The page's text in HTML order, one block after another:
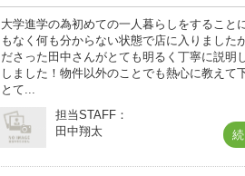
大学進学の為初めての一人暮らしをすること
もなく何も分からない状態で店に入りました
ださった田中さんがとても明るく丁寧に説明
しました！物件以外のことでも熱心に教えて
とて...
担当STAFF：
田中翔太